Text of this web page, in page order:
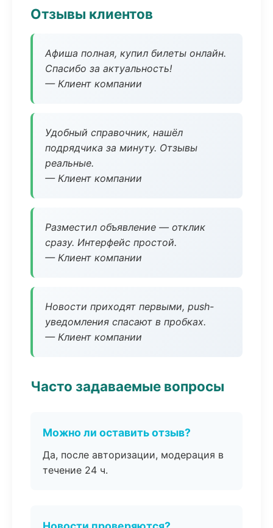
Отзывы клиентов
Афиша полная, купил билеты онлайн.
Спасибо за актуальность!
— Клиент компании
Удобный справочник, нашёл
подрядчика за минуту. Отзывы
реальные.
— Клиент компании
Разместил объявление — отклик
сразу. Интерфейс простой.
— Клиент компании
Новости приходят первыми, push-
уведомления спасают в пробках.
— Клиент компании
Часто задаваемые вопросы
Можно ли оставить отзыв?
Да, после авторизации, модерация в
течение 24 ч.